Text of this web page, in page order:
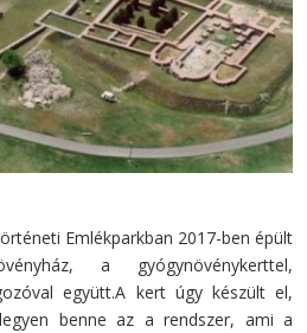
Emlékparkban 2017-ben épült
a gyógynövénykerttel,
együtt.A kert úgy készült el,
benne az a rendszer, ami a